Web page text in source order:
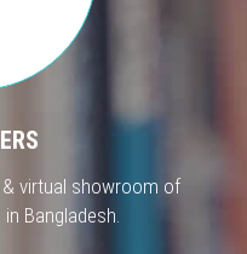
virtual showroom of
Bangladesh.